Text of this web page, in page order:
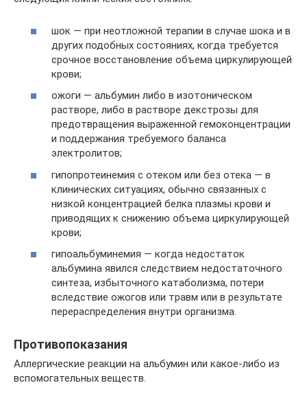
шок — при неотложной терапии в случае шока и в
других подобных состояниях, когда требуется
срочное восстановление объема циркулирующей
крови;
ожоги — альбумин либо в изотоническом
растворе, либо в растворе декстрозы для
предотвращения выраженной гемоконцентрации
и поддержания требуемого баланса
электролитов;
гипопротеинемия с отеком или без отека — в
клинических ситуациях, обычно связанных с
низкой концентрацией белка плазмы крови и
приводящих к снижению объема циркулирующей
крови;
гипоальбуминемия — когда недостаток
альбумина явился следствием недостаточного
синтеза, избыточного катаболизма, потери
вследствие ожогов или травм или в результате
перераспределения внутри организма.
Противопоказания
Аллергические реакции на альбумин или какое-либо из
вспомогательных веществ.